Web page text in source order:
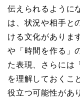
伝えられるように
は、状況や相手と
ける文化がありま
や「時間を作る」
た表現、さらには
を理解しておくこ
役立つ可能性があ